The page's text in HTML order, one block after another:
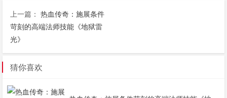
上一篇： 热血传奇：施展条件
苛刻的高端法师技能《地狱雷
光》
猜你喜欢